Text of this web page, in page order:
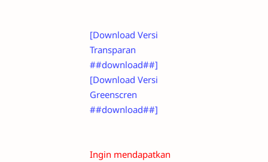
[Download Versi
Transparan
##download##]
[Download Versi
Greenscren
##download##]
Ingin mendapatkan